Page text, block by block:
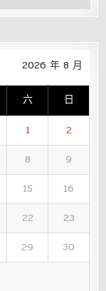
2026 年 8 月
六 日
1
2
8
9
15
16
22
23
29
30